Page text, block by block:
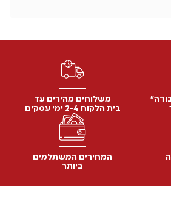
משלוחים מהירים עד
בית הלקוח 2-4 ימי עסקים
המחירים המשתלמים
ביותר